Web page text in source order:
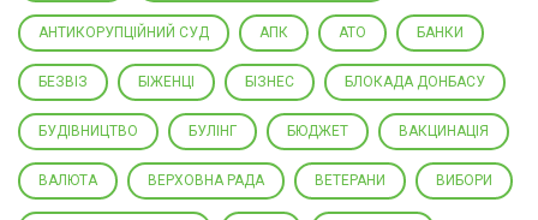
АНТИКОРУПЦІЙНИЙ СУД АПК АТО БАНКИ
БЕЗВІЗ БІЖЕНЦІ БІЗНЕС БЛОКАДА ДОНБАСУ
БУДІВНИЦТВО БУЛІНГ БЮДЖЕТ ВАКЦИНАЦІЯ
ВАЛЮТА ВЕРХОВНА РАДА ВЕТЕРАНИ ВИБОРИ